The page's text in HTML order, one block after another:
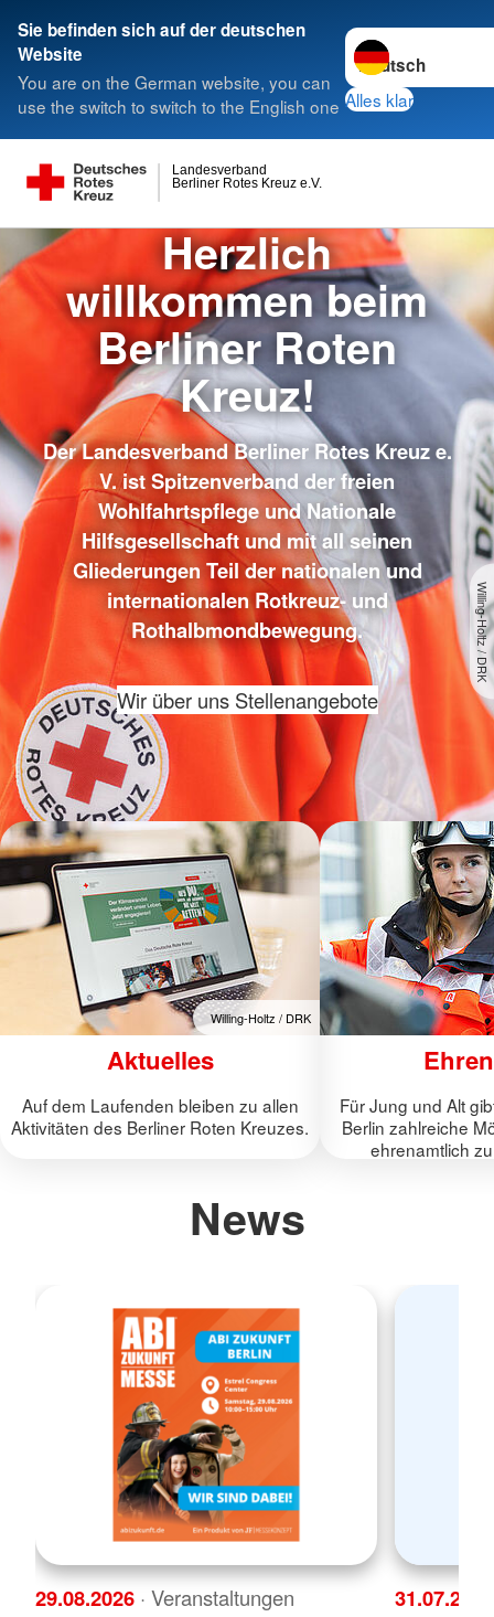
Sie befinden sich auf der deutschen
Website
You are on the German website, you can
use the switch to switch to the English one
Sprache wechseln
Alles klar
Berliner Rotes Kreuz e.V.
Landesverband
Willing-Holtz / DRK
Herzlich
willkommen beim
Berliner Roten
Kreuz!
Der Landesverband Berliner Rotes Kreuz e.
V. ist Spitzenverband der freien
Wohlfahrtspflege und Nationale
Hilfsgesellschaft und mit all seinen
Gliederungen Teil der nationalen und
internationalen Rotkreuz- und
Rothalbmondbewegung.
Wir über uns Stellenangebote
Willing-Holtz / DRK
Aktuelles
Auf dem Laufenden bleiben zu allen
Aktivitäten des Berliner Roten Kreuzes.
Für Jung und Alt
Berlin zahlreiche
ehrenamtlich
News
29.08.2026 · Veranstaltungen